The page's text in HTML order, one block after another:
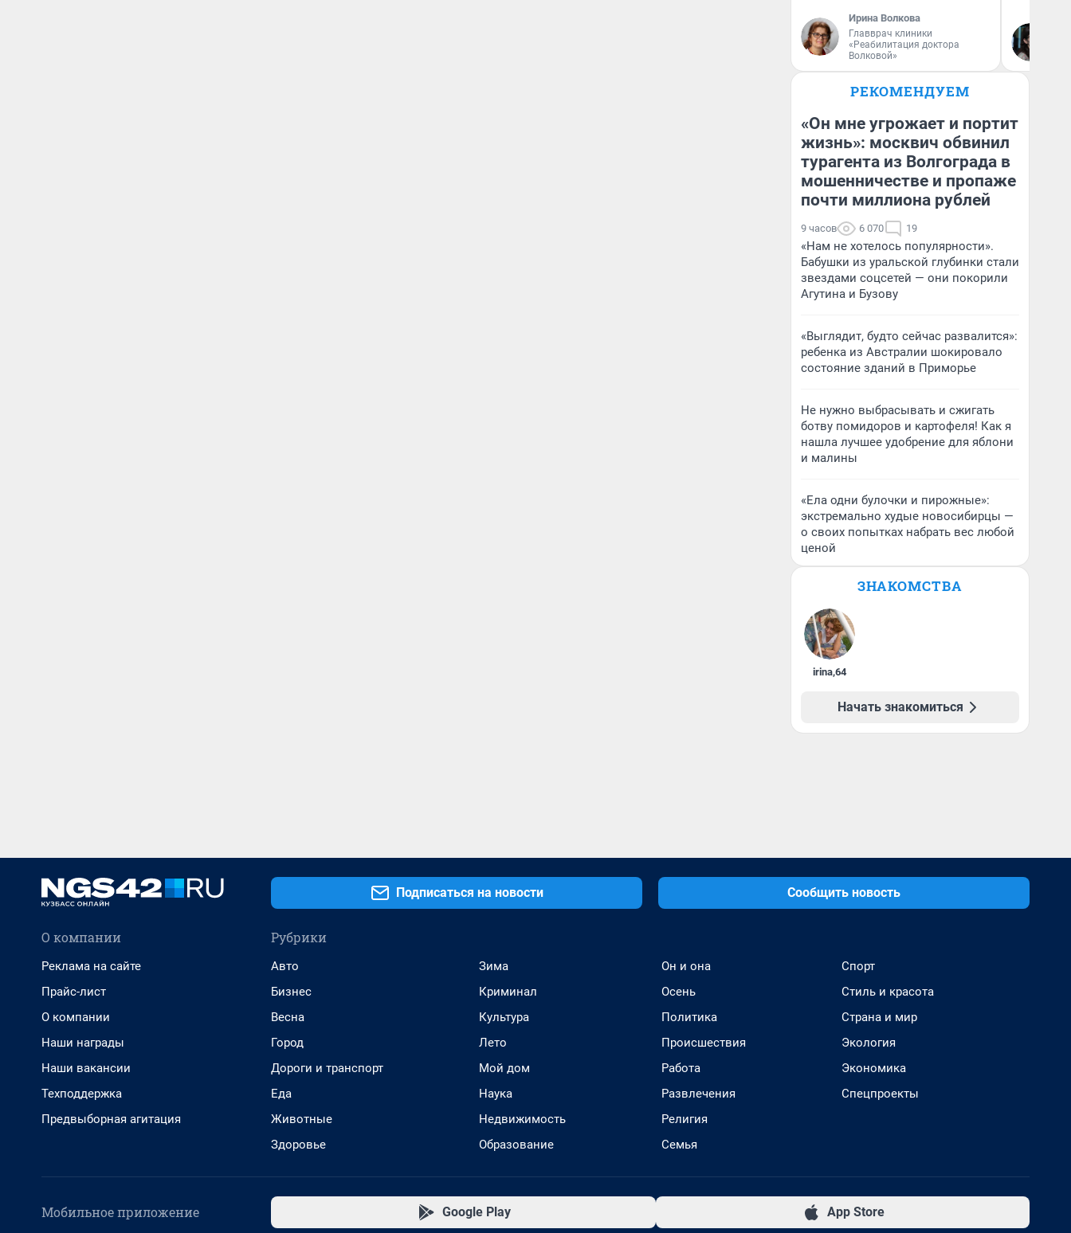
Ирина Волкова
Главврач клиники
«Реабилитация доктора
Волковой»
РЕКОМЕНДУЕМ
«Он мне угрожает и портит
жизнь»: москвич обвинил
турагента из Волгограда в
мошенничестве и пропаже
почти миллиона рублей
9 часов 6 070 19
«Нам не хотелось популярности».
Бабушки из уральской глубинки стали
звездами соцсетей — они покорили
Агутина и Бузову
«Выглядит, будто сейчас развалится»:
ребенка из Австралии шокировало
состояние зданий в Приморье
Не нужно выбрасывать и сжигать
ботву помидоров и картофеля! Как я
нашла лучшее удобрение для яблони
и малины
«Ела одни булочки и пирожные»:
экстремально худые новосибирцы —
о своих попытках набрать вес любой
ценой
ЗНАКОМСТВА
irina,64
Начать знакомиться
Подписаться на новости Сообщить новость
О компании
Реклама на сайте
Прайс-лист
О компании
Наши награды
Наши вакансии
Техподдержка
Предвыборная агитация
Рубрики
Авто
Бизнес
Весна
Город
Дороги и транспорт
Еда
Животные
Здоровье
Зима
Криминал
Культура
Лето
Мой дом
Наука
Недвижимость
Образование
Он и она
Осень
Политика
Происшествия
Работа
Развлечения
Религия
Семья
Спорт
Стиль и красота
Страна и мир
Экология
Экономика
Спецпроекты
Мобильное приложение Google Play App Store